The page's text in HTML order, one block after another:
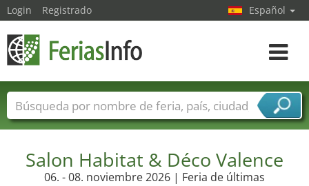
Salon Habitat & Déco Valence
06. - 08. noviembre 2026 | Feria de últimas
Login Registrado Español
toggle
Nombres de ferias Países
Ciudades
Sectores de proveedor de servicios